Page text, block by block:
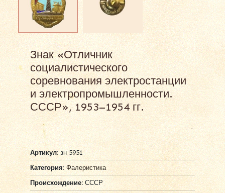
Знак «Отличник
социалистического
соревнования электростанции
и электропромышленности.
СССР», 1953–1954 гг.
Артикул:зн 5951
Категория: Фалеристика
Происхождение:СССР